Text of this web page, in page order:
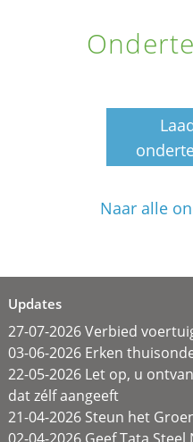
Naar alle
Updates
27-07-2026 Verbied
03-06-2026 Erken
22-05-2026 Let op, u
dat zélf aangeeft
21-04-2026 Steun het